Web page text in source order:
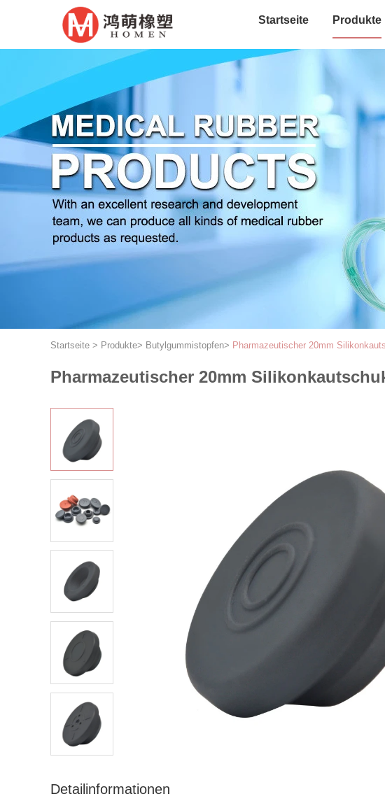
Startseite Produkte
Startseite > Produkte> Butylgummistopfen> Pharmazeutischer 20mm
Pharmazeutischer 20mm
Detailinformationen